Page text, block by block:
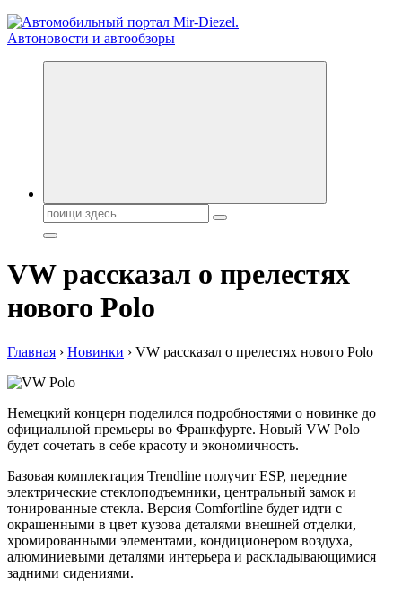
Справочник автомобилиста. Обзор новинок популярных
Поиск:
VW рассказал о прелестях
нового Polo
Главная › Новинки › VW рассказал о прелестях нового Polo
Немецкий концерн поделился подробностями о новинке до
официальной премьеры во Франкфурте. Новый VW Polo
будет сочетать в себе красоту и экономичность.
Базовая комплектация Trendline получит ESP, передние
электрические стеклоподъемники, центральный замок и
тонированные стекла. Версия Comfortline будет идти с
окрашенными в цвет кузова деталями внешней отделки,
хромированными элементами, кондиционером воздуха,
алюминиевыми деталями интерьера и раскладывающимися
задними сидениями.